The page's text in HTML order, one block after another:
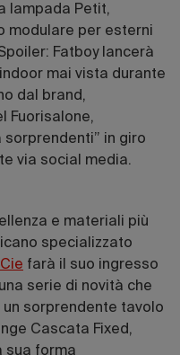
lampada Petit,
modulare per esterni
Fatboy lancerà
mai vista durante
dal brand,
Fuorisalone,
in giro
via social media.
e materiali più
specializzato
farà il suo ingresso
serie di novità che
sorprendente tavolo
Cascata Fixed,
sua forma